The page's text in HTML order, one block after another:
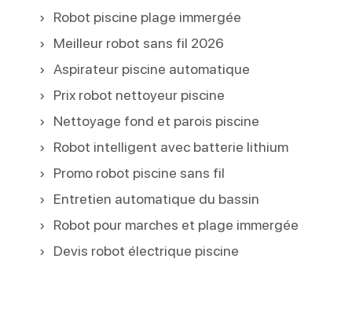
Robot piscine plage immergée
Meilleur robot sans fil 2026
Aspirateur piscine automatique
Prix robot nettoyeur piscine
Nettoyage fond et parois piscine
Robot intelligent avec batterie lithium
Promo robot piscine sans fil
Entretien automatique du bassin
Robot pour marches et plage immergée
Devis robot électrique piscine